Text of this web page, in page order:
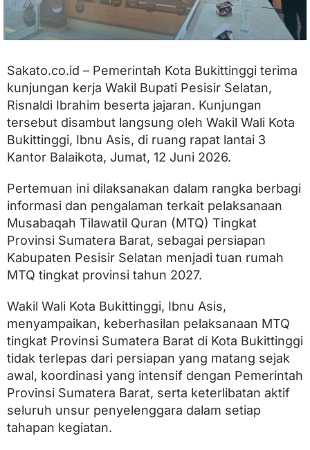
Sakato.co.id – Pemerintah Kota Bukittinggi terima
kunjungan kerja Wakil Bupati Pesisir Selatan,
Risnaldi Ibrahim beserta jajaran. Kunjungan
tersebut disambut langsung oleh Wakil Wali Kota
Bukittinggi, Ibnu Asis, di ruang rapat lantai 3
Kantor Balaikota, Jumat, 12 Juni 2026.
Pertemuan ini dilaksanakan dalam rangka berbagi
informasi dan pengalaman terkait pelaksanaan
Musabaqah Tilawatil Quran (MTQ) Tingkat
Provinsi Sumatera Barat, sebagai persiapan
Kabupaten Pesisir Selatan menjadi tuan rumah
MTQ tingkat provinsi tahun 2027.
Wakil Wali Kota Bukittinggi, Ibnu Asis,
menyampaikan, keberhasilan pelaksanaan MTQ
tingkat Provinsi Sumatera Barat di Kota Bukittinggi
tidak terlepas dari persiapan yang matang sejak
awal, koordinasi yang intensif dengan Pemerintah
Provinsi Sumatera Barat, serta keterlibatan aktif
seluruh unsur penyelenggara dalam setiap
tahapan kegiatan.